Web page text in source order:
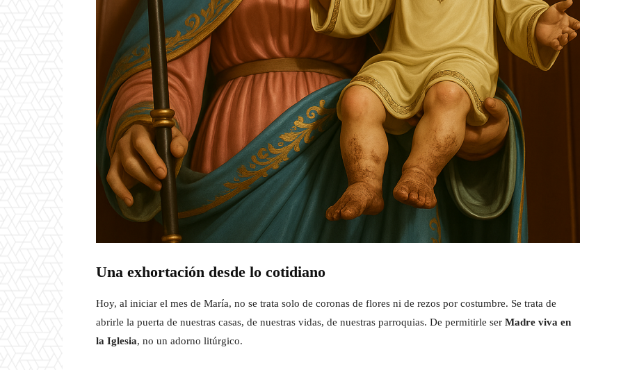
Una exhortación desde lo cotidiano
Hoy, al iniciar el mes de María, no se trata solo de coronas de flores ni de rezos por costumbre. Se trata de
abrirle la puerta de nuestras casas, de nuestras vidas, de nuestras parroquias. De permitirle ser Madre viva en
la Iglesia, no un adorno litúrgico.